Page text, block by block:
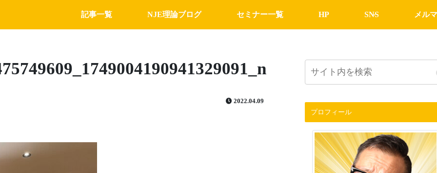
記事一覧 NJE理論ブログ セミナー一覧 HP SNS メル
2022.04.09
プロフィール